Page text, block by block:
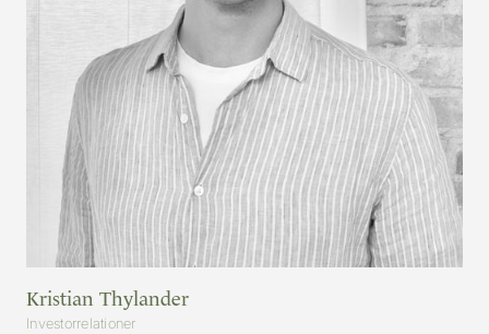
Kristian Thylander
Investorrelationer